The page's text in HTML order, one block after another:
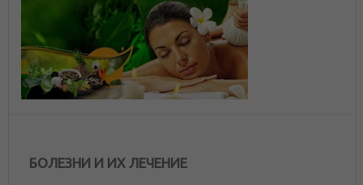
БОЛЕЗНИ И ИХ ЛЕЧЕНИЕ